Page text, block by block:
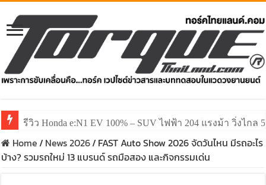
รีวิว ลองขับ All New GWM HAVAL H6 ปรับโฉมหน้าใหม่
Home/ News 2026/ FAST Auto Show 2026 จัดวันไหน มีรถอะไร
บ้าง? รวมรถใหม่ 13 แบรนด์ รถมือสอง และกิจกรรมเด่น